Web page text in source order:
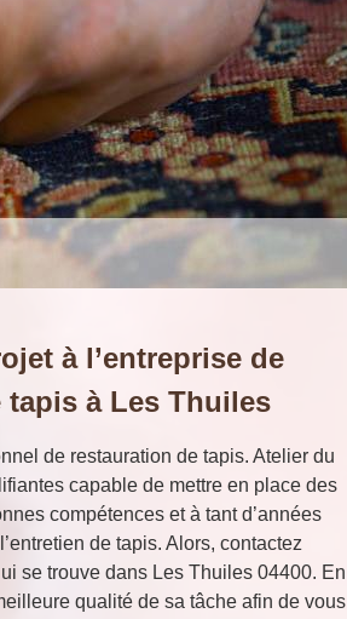
à l’entreprise de
à Les Thuiles
de restauration de tapis. Atelier du
capable de mettre en place des
compétences et à tant d’années
de tapis. Alors, contactez
se trouve dans Les Thuiles 04400. En
qualité de sa tâche afin de vous